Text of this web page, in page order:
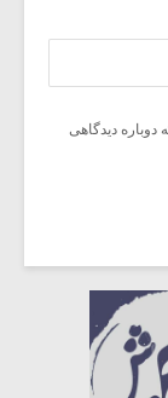
دیدگاهی